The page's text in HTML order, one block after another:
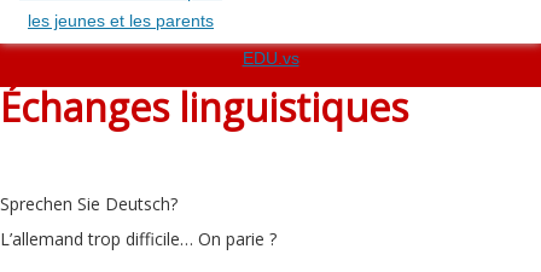
les jeunes et les parents
EDU.vs
Échanges linguistiques
Sprechen Sie Deutsch?
L’allemand trop difficile… On parie ?